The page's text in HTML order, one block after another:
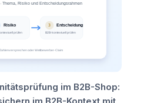
im B2B-Shop: